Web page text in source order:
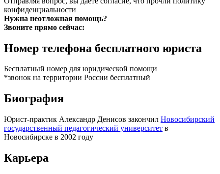
конфиденциальности
Нужна неотложная помощь?
Звоните прямо сейчас:
Номер телефона бесплатного юриста
Бесплатный номер для юридической помощи
*звонок на территории России бесплатный
Биография
Юрист-практик Александр Денисов закончил Новосибирский
государственный педагогический университет в
Новосибирске в 2002 году
Карьера